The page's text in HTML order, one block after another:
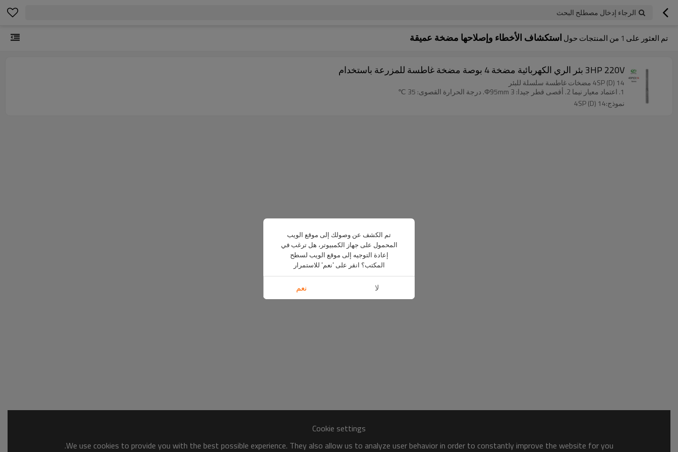
الرجاء إدخال مصطلح البحث
تم العثور على 1 من المنتجات حول استكشاف الأخطاء وإصلاحها مضخة عميقة
3HP 220V بئر الري الكهربائية مضخة 4 بوصة مضخة غاطسة للمزرعة باستخدام
4SP (D) 14 مضخات غاطسة سلسلة للبئر
1. اعتماد معيار نيما 2. أقصى قطر جيدا: Φ95mm 3. درجة الحرارة القصوى: 35 ℃
نموذج:4SP (D) 14
Cookie settings
We use cookies to provide you with the best possible experience. They also allow us to analyze user behavior in order to constantly improve the website for you.
تم الكشف عن وصولك إلى موقع الويب
المحمول على جهاز الكمبيوتر، هل ترغب في
إعادة التوجيه إلى موقع الويب لسطح
المكتب؟ انقر على 'نعم' للاستمرار
لا نعم